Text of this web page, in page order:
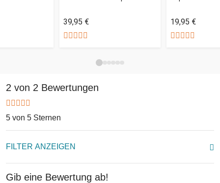
Geschenk für den Papa mit Unikatsstatus. Eine wirklich tolle
Geschenkidee, die Deinen Papa immer an sein Kind oder
39,95 € 19,95 €
2 von 2 Bewertungen
5 von 5 Sternen
FILTER ANZEIGEN
Gib eine Bewertung ab!